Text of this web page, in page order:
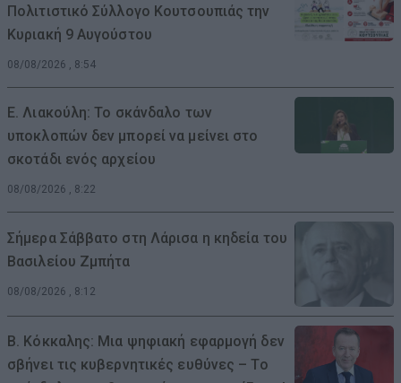
Πολιτιστικό Σύλλογο Κουτσουπιάς την
Κυριακή 9 Αυγούστου
08/08/2026 , 8:54
Ε. Λιακούλη: Το σκάνδαλο των
υποκλοπών δεν μπορεί να μείνει στο
σκοτάδι ενός αρχείου
08/08/2026 , 8:22
Σήμερα Σάββατο στη Λάρισα η κηδεία του
Βασιλείου Ζμπήτα
08/08/2026 , 8:12
Β. Κόκκαλης: Μια ψηφιακή εφαρμογή δεν
σβήνει τις κυβερνητικές ευθύνες – Το